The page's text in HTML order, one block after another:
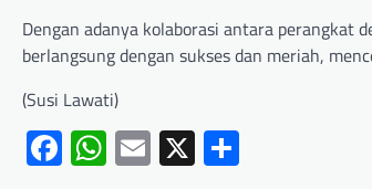
Dengan adanya kolaborasi antara perangkat
berlangsung dengan sukses dan meriah,
(Susi Lawati)
Facebook
WhatsApp
Email
X